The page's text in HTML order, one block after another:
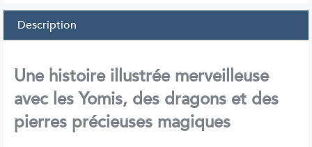
Description
Une histoire illustrée merveilleuse
avec les Yomis, des dragons et des
pierres précieuses magiques